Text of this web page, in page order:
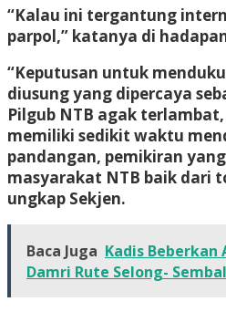
“Kalau ini tergantung
parpol,” katanya di
“Keputusan untuk
diusung yang dipercaya
Pilgub NTB agak
memiliki sedikit waktu
pandangan, pemikiran
masyarakat NTB baik dari
ungkap Sekjen.
Baca Juga Kadis Beberkan
Damri Rute Selong-